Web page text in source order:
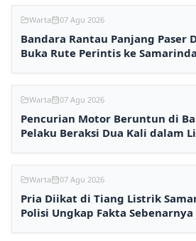
Warta 07 Agu 2026
Bandara Rantau Panjang Paser
Buka Rute Perintis ke
Warta 07 Agu 2026
Pencurian Motor Beruntun di
Pelaku Beraksi Dua Kali dalam
Warta 07 Agu 2026
Pria Diikat di Tiang Listrik
Polisi Ungkap Fakta Sebenarnya